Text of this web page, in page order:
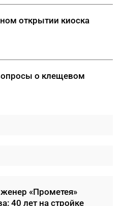
— сохранить
поколений и
открытии киоска
о клещевом
«Прометея»
40 лет на стройке